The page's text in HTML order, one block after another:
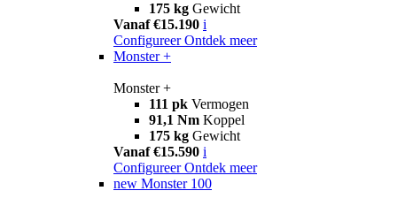
175 kg Gewicht
Vanaf €15.190 i
Configureer Ontdek meer
Monster +
Monster +
111 pk Vermogen
91,1 Nm Koppel
175 kg Gewicht
Vanaf €15.590 i
Configureer Ontdek meer
new Monster 100